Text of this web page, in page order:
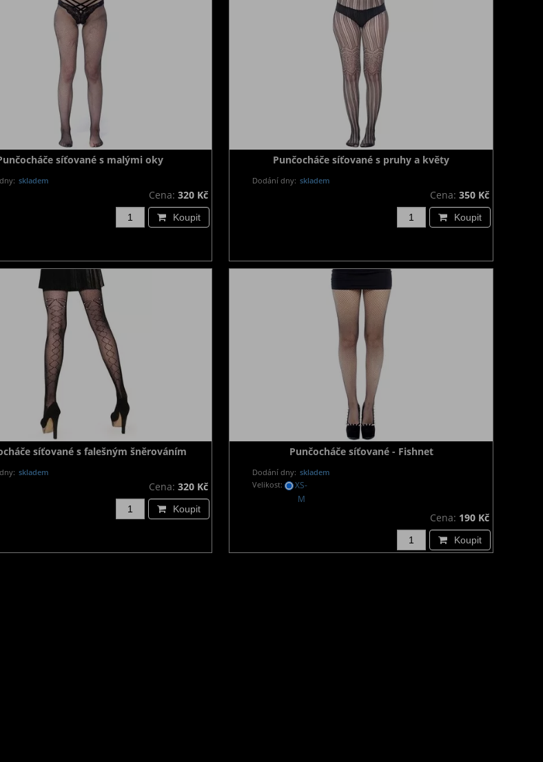
síťované s malými oky
skladem
Cena: 320 Kč
Koupit
Punčocháče síťované s pruhy a květy
Dodání dny: skladem
Cena: 350 Kč
Koupit
síťované s falešným šněrováním
skladem
Cena: 320 Kč
Koupit
Punčocháče síťované - Fishnet
Dodání dny: skladem
Velikost:
XS-
M
Cena: 190 Kč
Koupit